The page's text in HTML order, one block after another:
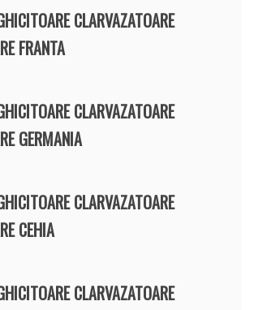
CLARVAZATOARE
FRANTA
CLARVAZATOARE
GERMANIA
CLARVAZATOARE
CEHIA
CLARVAZATOARE